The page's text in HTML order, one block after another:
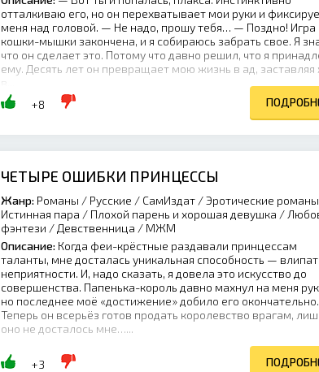
отталкиваю его, но он перехватывает мои руки и
меня над головой. — Не надо, прошу тебя… — Поздно! Игра
кошки-мышки закончена, и я собираюсь забрать свое. Я
что он сделает это. Потому что давно решил, что я
ему. Десять лет он превращает мою жизнь в ад, заставляя
в...
+8
ЧЕТЫРЕ ОШИБКИ ПРИНЦЕССЫ
Жанр: Романы / Русские / СамИздат / Эротические
Истинная пара / Плохой парень и хорошая девушка /
фэнтези / Девственница / МЖМ
Описание: Когда феи-крёстные раздавали принцессам
таланты, мне досталась уникальная способность —
неприятности. И, надо сказать, я довела это искусство до
совершенства. Папенька-король давно махнул на меня
но последнее моё «достижение» добило его окончательно.
Теперь он всерьёз готов продать королевство врагам,
оно не досталось мне…...
+3